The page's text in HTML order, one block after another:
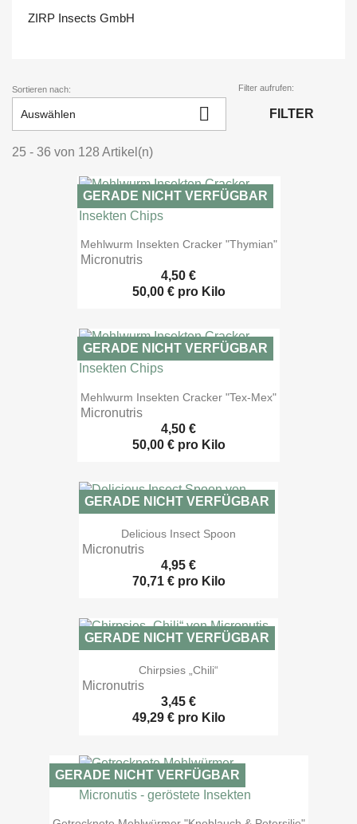
ZIRP Insects GmbH
Sortieren nach:
Auswählen 
Filter aufrufen:
FILTER
25 - 36 von 128 Artikel(n)
 Vorschau
Mehlwurm Insekten Cracker "Thymian"
Micronutris
4,50 €
50,00 € pro Kilo
GERADE NICHT VERFÜGBAR
 Vorschau
Mehlwurm Insekten Cracker "Tex-Mex"
Micronutris
4,50 €
50,00 € pro Kilo
GERADE NICHT VERFÜGBAR
 Vorschau
Delicious Insect Spoon
Micronutris
4,95 €
70,71 € pro Kilo
GERADE NICHT VERFÜGBAR
 Vorschau
Chirpsies „Chili“
Micronutris
3,45 €
49,29 € pro Kilo
GERADE NICHT VERFÜGBAR
Vorschau
GERADE NICHT VERFÜGBAR